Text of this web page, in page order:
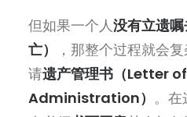
但如果一个人没有立遗
亡）
，那整个过程就会
请遗产管理书（Letter of
Administration） 。在